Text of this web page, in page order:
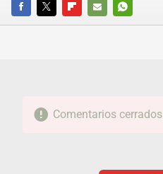
FACEBOOKTWITTERFLIPBOARD
E-
WHATSAPP
Comentarios cerrados